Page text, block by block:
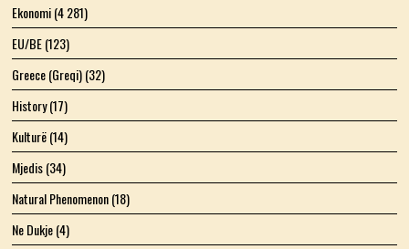
Ekonomi(4 281)
EU/BE(123)
Greece (Greqi)(32)
History(17)
Kulturë(14)
Mjedis(34)
Natural Phenomenon(18)
Ne Dukje(4)